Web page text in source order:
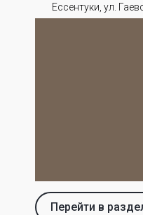
Ессентуки, ул.
Перейти в